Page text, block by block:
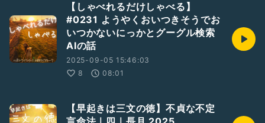
【しゃべれるだけしゃべる】
#0231 ようやくおいつきそうでお
いつかないにっかとグーグル検索
AIの話
2025-09-05 15:46:03
8
08:01
【早起きは三文の徳】不貞な不定